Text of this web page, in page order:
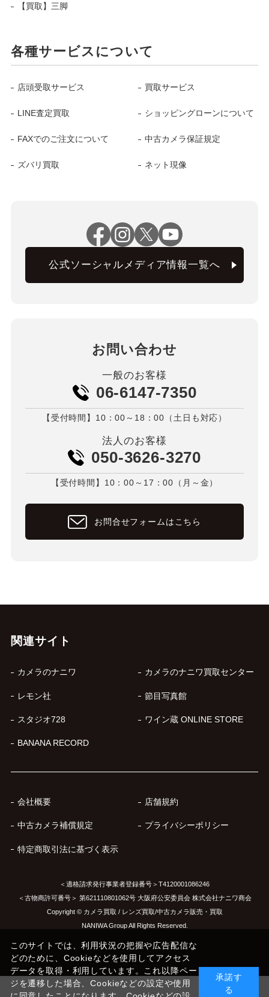
【買取】三脚
各種サービスについて
店頭受取サービス 買取サービス
LINE査定買取 ショッピングローンについて
FAXでのご注文について 中古カメラ保証規定
ズバリ買取 ネット現像
公式ソーシャルメディア情報一覧へ
お問い合わせ
一般のお客様
06-6147-7350
【受付時間】10：00～18：00（土日も対応）
法人のお客様
050-3626-3270
【受付時間】10：00～17：00（月～金）
お問合せフォームはこちら
関連サイト
カメラのナニワ カメラのナニワ買取センター
レモン社 節目写真館
スタジオ728 ワイン蔵 ONLINE STORE
BANANA RECORD
会社概要 店舗規約
中古カメラ補償規定 プライバシーポリシー
特定商取引法に基づく表示
＜適格請求発行事業者登録番号＞T4120001086246
＜古物商許可番号＞ 第621110801062号 大阪府公安委員会 株式会社ナニワ商会
Copyright © カメラ買取 / レンズ買取/中古カメラ販売・買取
NANIWA Group All Rights Reserved.
このサイトでは、利用状況の把握や広告配信な
どのために、Cookieなどを使用してアクセス
データを取得・利用しています。これ以降ペー
ジを遷移した場合、Cookieなどの設定や使用
承諾す
る